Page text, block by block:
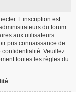
L’inscription est
du forum
aux utilisateurs
pris connaissance de
confidentialité. Veuillez
toutes les règles du